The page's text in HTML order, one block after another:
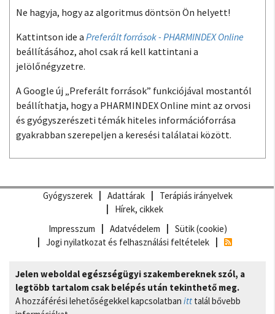
Ne hagyja, hogy az algoritmus döntsön Ön helyett!
Kattintson ide a Preferált források - PHARMINDEX Online
beállításához, ahol csak rá kell kattintani a
jelölőnégyzetre.
A Google új „Preferált források” funkciójával mostantól
beállíthatja, hogy a PHARMINDEX Online mint az orvosi
és gyógyszerészeti témák hiteles információforrása
gyakrabban szerepeljen a keresési találatai között.
Gyógyszerek Adattárak
Terápiás irányelvek
Hírek, cikkek
Impresszum
Adatvédelem
Sütik (cookie)
Jogi nyilatkozat és felhasználási feltételek
Jelen weboldal egészségügyi szakembereknek szól, a
legtöbb tartalom csak belépés után tekinthető meg.
A hozzáférési lehetőségekkel kapcsolatban itt talál bővebb